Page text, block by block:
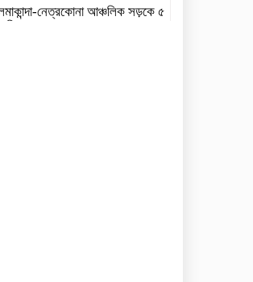
নেত্রকোনা আঞ্চলিক সড়কে ৫